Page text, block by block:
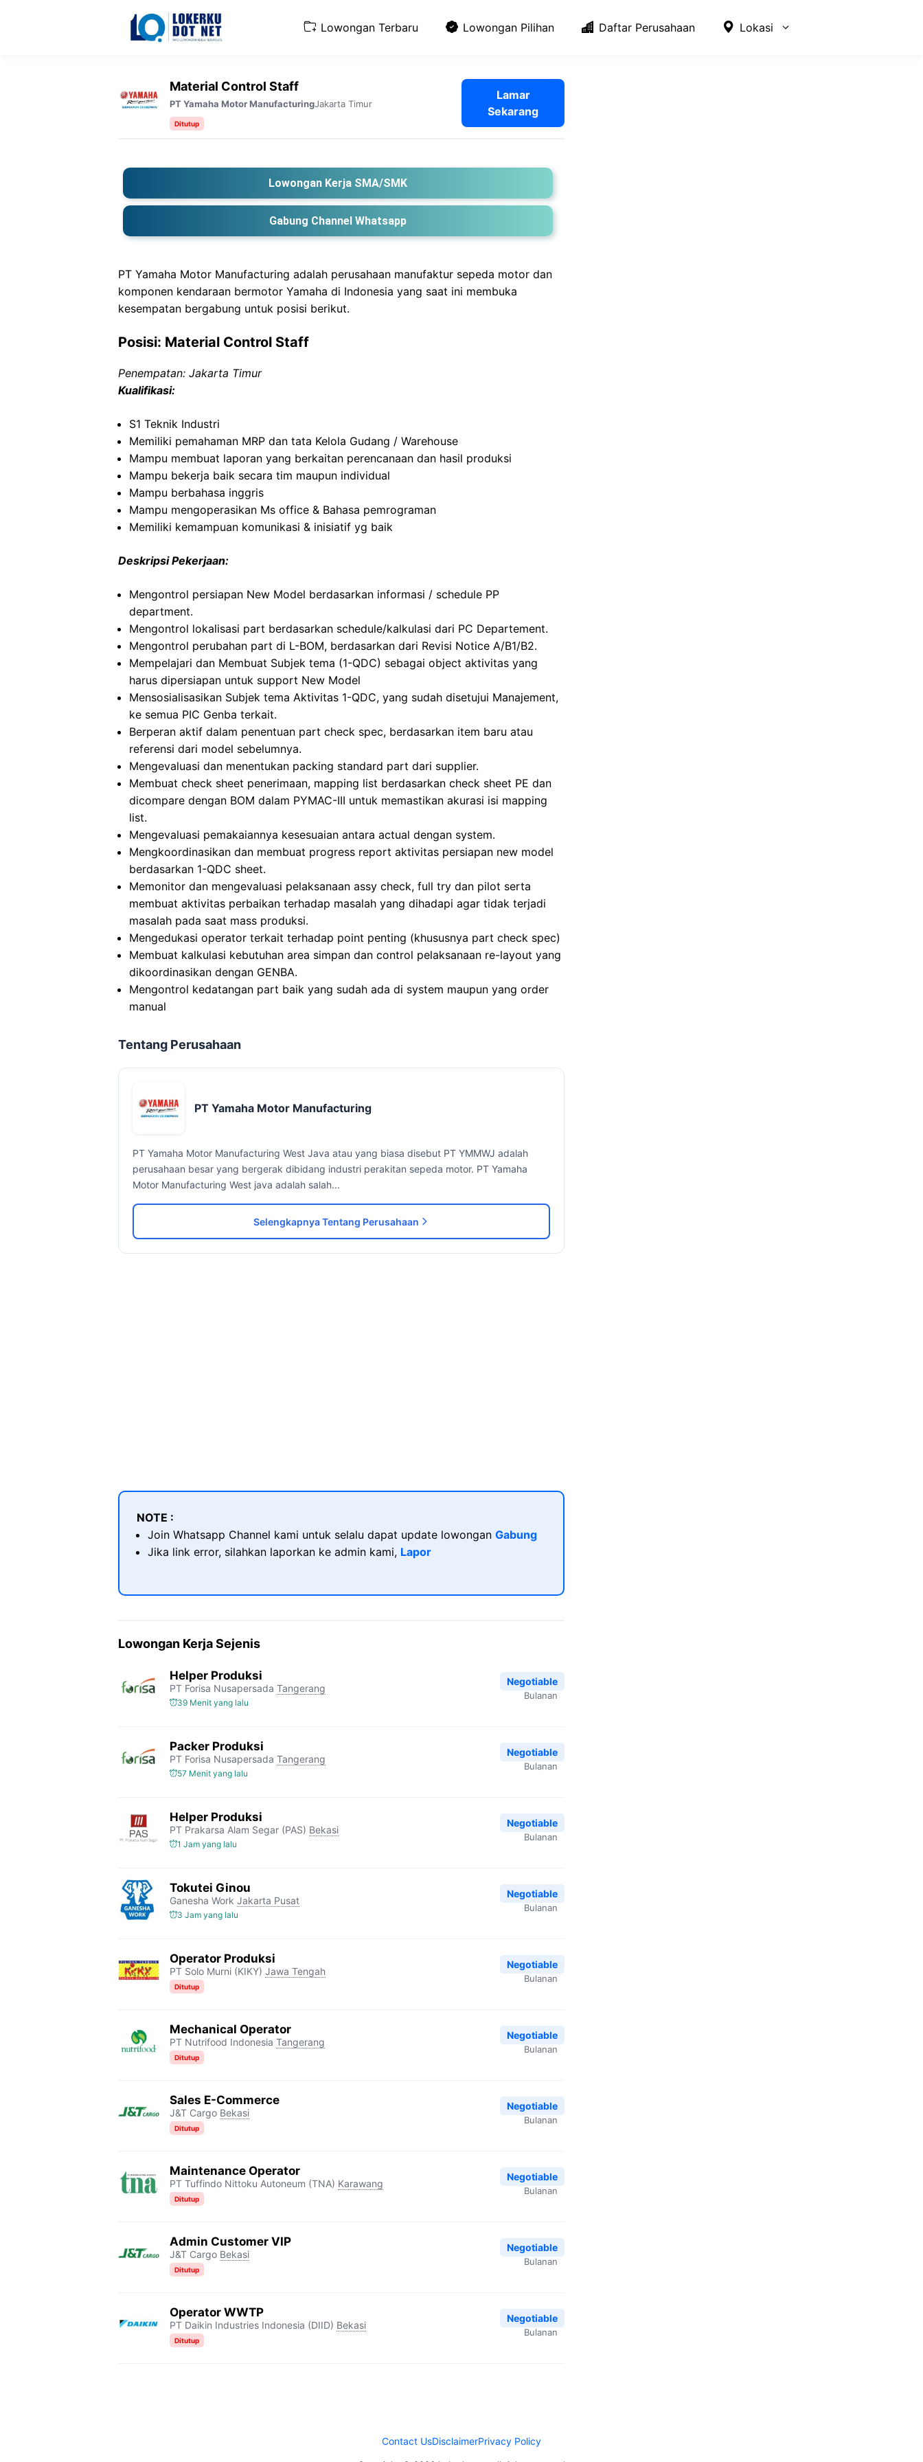
Lowongan Terbaru Lowongan Pilihan Daftar Perusahaan Lokasi
Material Control Staff
PT Yamaha Motor ManufacturingJakarta Timur
Ditutup
Lamar
Sekarang
Lowongan Kerja SMA/SMK
Gabung Channel Whatsapp
PT Yamaha Motor Manufacturing adalah perusahaan manufaktur sepeda motor dan
komponen kendaraan bermotor Yamaha di Indonesia yang saat ini membuka
kesempatan bergabung untuk posisi berikut.
Posisi: Material Control Staff
Penempatan: Jakarta Timur
Kualifikasi:
S1 Teknik Industri
Memiliki pemahaman MRP dan tata Kelola Gudang / Warehouse
Mampu membuat laporan yang berkaitan perencanaan dan hasil produksi
Mampu bekerja baik secara tim maupun individual
Mampu berbahasa inggris
Mampu mengoperasikan Ms office & Bahasa pemrograman
Memiliki kemampuan komunikasi & inisiatif yg baik
Deskripsi Pekerjaan:
Mengontrol persiapan New Model berdasarkan informasi / schedule PP
department.
Mengontrol lokalisasi part berdasarkan schedule/kalkulasi dari PC Departement.
Mengontrol perubahan part di L-BOM, berdasarkan dari Revisi Notice A/B1/B2.
Mempelajari dan Membuat Subjek tema (1-QDC) sebagai object aktivitas yang
harus dipersiapan untuk support New Model
Mensosialisasikan Subjek tema Aktivitas 1-QDC, yang sudah disetujui Manajement,
ke semua PIC Genba terkait.
Berperan aktif dalam penentuan part check spec, berdasarkan item baru atau
referensi dari model sebelumnya.
Mengevaluasi dan menentukan packing standard part dari supplier.
Membuat check sheet penerimaan, mapping list berdasarkan check sheet PE dan
dicompare dengan BOM dalam PYMAC-III untuk memastikan akurasi isi mapping
list.
Mengevaluasi pemakaiannya kesesuaian antara actual dengan system.
Mengkoordinasikan dan membuat progress report aktivitas persiapan new model
berdasarkan 1-QDC sheet.
Memonitor dan mengevaluasi pelaksanaan assy check, full try dan pilot serta
membuat aktivitas perbaikan terhadap masalah yang dihadapi agar tidak terjadi
masalah pada saat mass produksi.
Mengedukasi operator terkait terhadap point penting (khususnya part check spec)
Membuat kalkulasi kebutuhan area simpan dan control pelaksanaan re-layout yang
dikoordinasikan dengan GENBA.
Mengontrol kedatangan part baik yang sudah ada di system maupun yang order
manual
Tentang Perusahaan
PT Yamaha Motor Manufacturing
PT Yamaha Motor Manufacturing West Java atau yang biasa disebut PT YMMWJ adalah
perusahaan besar yang bergerak dibidang industri perakitan sepeda motor. PT Yamaha
Motor Manufacturing West java adalah salah...
Selengkapnya Tentang Perusahaan
NOTE :
Join Whatsapp Channel kami untuk selalu dapat update lowongan Gabung
Jika link error, silahkan laporkan ke admin kami, Lapor
Lowongan Kerja Sejenis
Helper Produksi
PT Forisa Nusapersada Tangerang
39 Menit yang lalu
Negotiable
Bulanan
Packer Produksi
PT Forisa Nusapersada Tangerang
57 Menit yang lalu
Negotiable
Bulanan
Helper Produksi
PT Prakarsa Alam Segar (PAS) Bekasi
1 Jam yang lalu
Negotiable
Bulanan
Tokutei Ginou
Ganesha Work Jakarta Pusat
3 Jam yang lalu
Negotiable
Bulanan
Operator Produksi
PT Solo Murni (KIKY) Jawa Tengah
Ditutup
Negotiable
Bulanan
Mechanical Operator
PT Nutrifood Indonesia Tangerang
Ditutup
Negotiable
Bulanan
Sales E-Commerce
J&T Cargo Bekasi
Ditutup
Negotiable
Bulanan
Maintenance Operator
PT Tuffindo Nittoku Autoneum (TNA) Karawang
Ditutup
Negotiable
Bulanan
Admin Customer VIP
J&T Cargo Bekasi
Ditutup
Negotiable
Bulanan
Operator WWTP
PT Daikin Industries Indonesia (DIID) Bekasi
Ditutup
Negotiable
Bulanan
Contact UsDisclaimerPrivacy Policy